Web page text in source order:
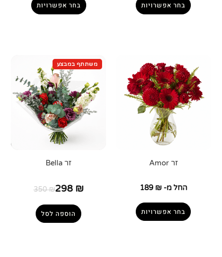
בחר אפשרויות בחר אפשרויות
זר Amor
החל מ- 189 ₪
בחר אפשרויות
זר Bella
350₪298 ₪
הוספה לסל